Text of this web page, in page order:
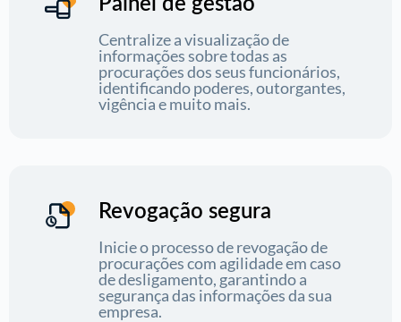
Painel de gestão
Centralize a visualização de
informações sobre todas as
procurações dos seus funcionários,
identificando poderes, outorgantes,
vigência e muito mais.
Revogação segura
Inicie o processo de revogação de
procurações com agilidade em caso
de desligamento, garantindo a
segurança das informações da sua
empresa.